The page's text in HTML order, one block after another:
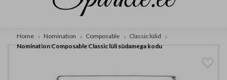
Home Nomination Composable
Classic lülid
Nomination Composable Classic lüli südamega kodu